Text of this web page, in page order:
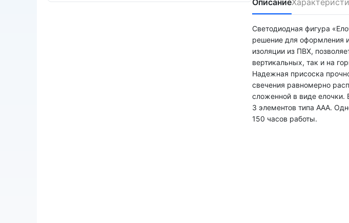
Светодиодная фигура
решение для оформления
изоляции из ПВХ,
вертикальных, так и на
Надежная присоска
свечения равномерно
сложенной в виде елочки.
3 элементов типа ААА.
150 часов работы.